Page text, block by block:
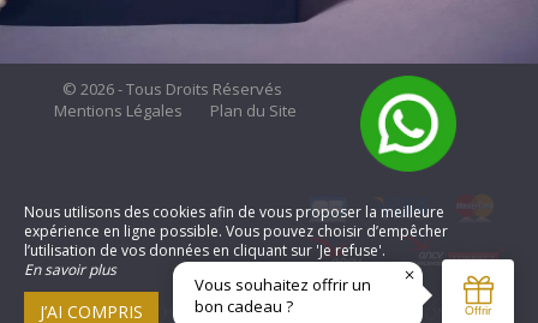
© 2026 - Tous Droits Réservés
Mentions Légales
Plan du Site
Communication pour Hôtel et
Nous utilisons des cookies afin de vous proposer la meilleure
expérience en ligne possible. Vous pouvez choisir d’empêcher
l’utilisation de vos données en cliquant sur 'Je refuse'.
En savoir plus
J’AI COMPRIS Je refuse